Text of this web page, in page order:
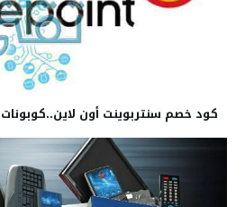
كود خصم سنتربوينت أون لاين..كوبونات Centrepoint